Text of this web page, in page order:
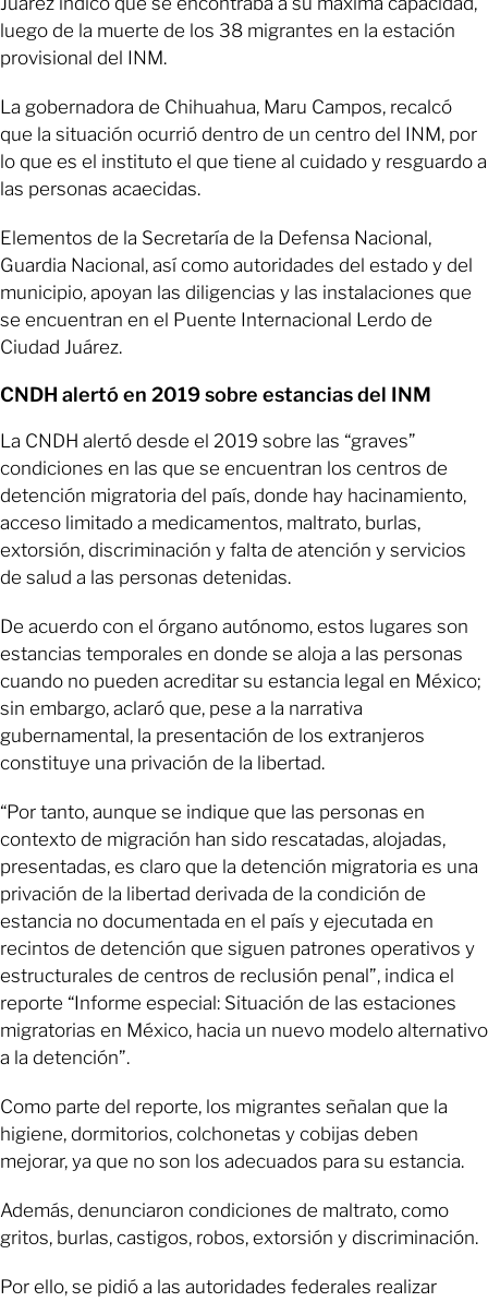
luego de la muerte de los 38 migrantes en la estación
provisional del INM.
La gobernadora de Chihuahua, Maru Campos, recalcó
que la situación ocurrió dentro de un centro del INM, por
lo que es el instituto el que tiene al cuidado y resguardo a
las personas acaecidas.
Elementos de la Secretaría de la Defensa Nacional,
Guardia Nacional, así como autoridades del estado y del
municipio, apoyan las diligencias y las instalaciones que
se encuentran en el Puente Internacional Lerdo de
Ciudad Juárez.
CNDH alertó en 2019 sobre estancias del INM
La CNDH alertó desde el 2019 sobre las “graves”
condiciones en las que se encuentran los centros de
detención migratoria del país, donde hay hacinamiento,
acceso limitado a medicamentos, maltrato, burlas,
extorsión, discriminación y falta de atención y servicios
de salud a las personas detenidas.
De acuerdo con el órgano autónomo, estos lugares son
estancias temporales en donde se aloja a las personas
cuando no pueden acreditar su estancia legal en México;
sin embargo, aclaró que, pese a la narrativa
gubernamental, la presentación de los extranjeros
constituye una privación de la libertad.
“Por tanto, aunque se indique que las personas en
contexto de migración han sido rescatadas, alojadas,
presentadas, es claro que la detención migratoria es una
privación de la libertad derivada de la condición de
estancia no documentada en el país y ejecutada en
recintos de detención que siguen patrones operativos y
estructurales de centros de reclusión penal”, indica el
reporte “Informe especial: Situación de las estaciones
migratorias en México, hacia un nuevo modelo alternativo
a la detención”.
Como parte del reporte, los migrantes señalan que la
higiene, dormitorios, colchonetas y cobijas deben
mejorar, ya que no son los adecuados para su estancia.
Además, denunciaron condiciones de maltrato, como
gritos, burlas, castigos, robos, extorsión y discriminación.
Por ello, se pidió a las autoridades federales realizar